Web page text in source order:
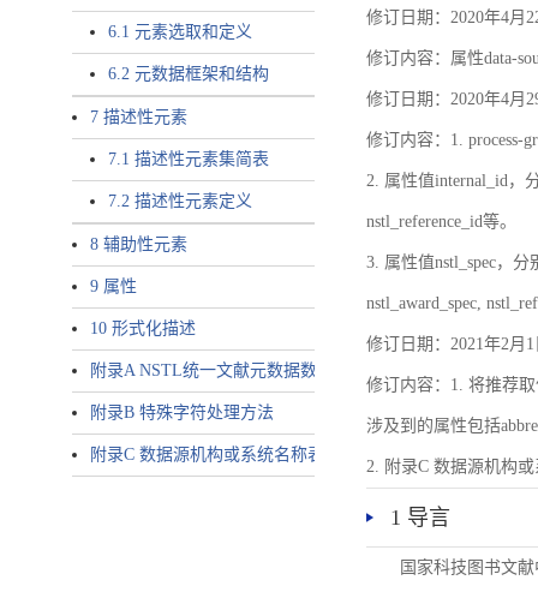
6.1 元素选取和定义
6.2 元数据框架和结构
7 描述性元素
7.1 描述性元素集简表
7.2 描述性元素定义
8 辅助性元素
9 属性
10 形式化描述
附录A NSTL统一文献元数据数据唯一标识符规则
附录B 特殊字符处理方法
附录C 数据源机构或系统名称表
修订日期：2020年4月
修订内容：属性data-
修订日期：2020年4月
修订内容：1. process-
2. 属性值internal_id，
nstl_reference_id等。
3. 属性值nstl_spec，分
nstl_award_spec,
修订日期：2021年2月1
修订内容：1. 将推荐
涉及到的属性包括
2. 附录C 数据源机构或
1 导言
国家科技图书文